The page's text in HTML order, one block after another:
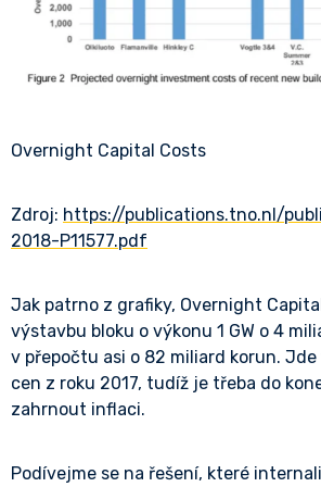
Overnight Capital Costs
Zdroj: https://publications.tno.nl/
2018-P11577.pdf
Jak patrno z grafiky, Overnight
výstavbu bloku o výkonu 1 GW o 4
v přepočtu asi o 82 miliard korun. Jde
cen z roku 2017, tudíž je třeba do
zahrnout inflaci.
Podívejme se na řešení, které